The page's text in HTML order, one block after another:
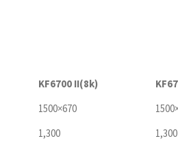
KF6700 II(8k)
1500×670
1,300 1,300